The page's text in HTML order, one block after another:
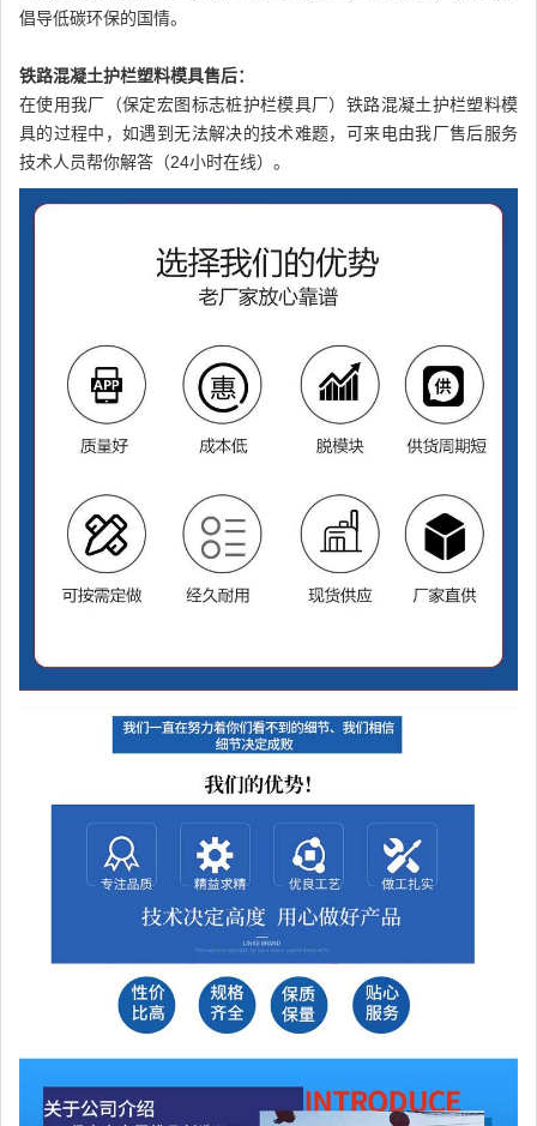
倡导低碳环保的国情。
铁路混凝土护栏塑料模具售后：
在使用我厂（保定宏图标志桩护栏模具厂）铁路混凝土护栏塑料模
具的过程中，如遇到无法解决的技术难题，可来电由我厂售后服务
技术人员帮你解答（24小时在线）。